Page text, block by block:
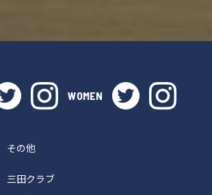
twitter instagram
WOMEN twitter
その他
三田クラブ